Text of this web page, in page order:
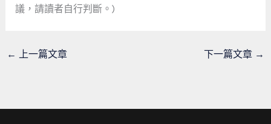
議，請讀者自行判斷。)
← 上一篇文章 下一篇文章 →